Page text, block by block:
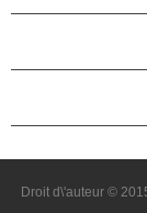
Droit d\'auteur ©